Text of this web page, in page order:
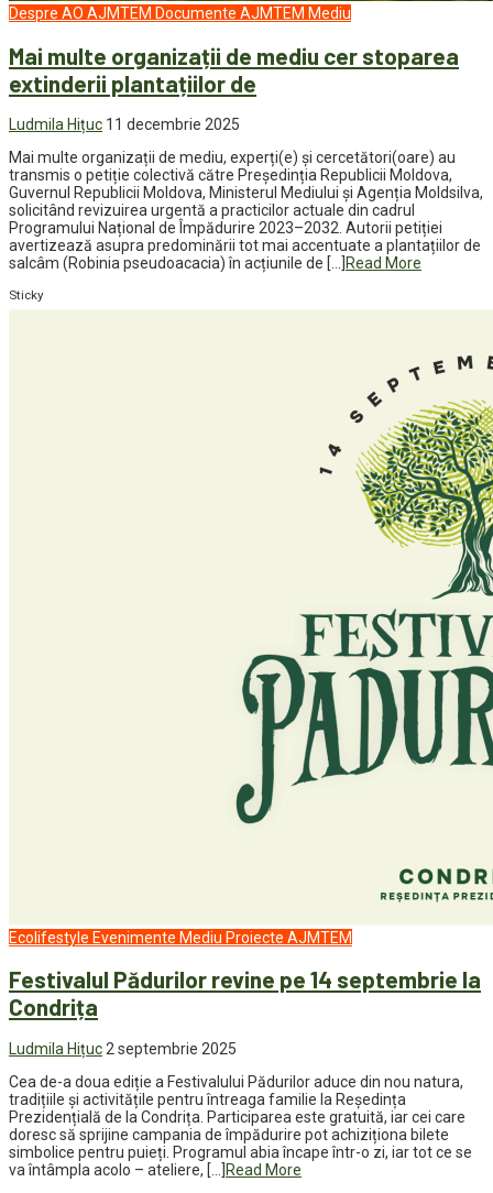
Despre AO AJMTEM Documente AJMTEM Mediu
Mai multe organizații de mediu cer stoparea
extinderii plantațiilor de
Ludmila Hițuc 11 decembrie 2025
Mai multe organizații de mediu, experți(e) și cercetători(oare) au
transmis o petiție colectivă către Președinția Republicii Moldova,
Guvernul Republicii Moldova, Ministerul Mediului și Agenția Moldsilva,
solicitând revizuirea urgentă a practicilor actuale din cadrul
Programului Național de Împădurire 2023–2032. Autorii petiției
avertizează asupra predominării tot mai accentuate a plantațiilor de
salcâm (Robinia pseudoacacia) în acțiunile de […] Read More
Sticky
Ecolifestyle Evenimente Mediu Proiecte AJMTEM
Festivalul Pădurilor revine pe 14 septembrie la
Condrița
Ludmila Hițuc 2 septembrie 2025
Cea de-a doua ediție a Festivalului Pădurilor aduce din nou natura,
tradițiile și activitățile pentru întreaga familie la Reședința
Prezidențială de la Condrița. Participarea este gratuită, iar cei care
doresc să sprijine campania de împădurire pot achiziționa bilete
simbolice pentru puieți. Programul abia încape într-o zi, iar tot ce se
va întâmpla acolo – ateliere, […]
Read More